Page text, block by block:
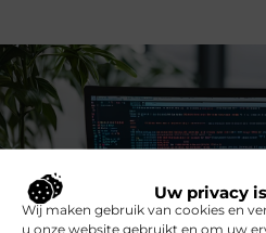
Uw privacy
Wij maken gebruik van cookies en
u onze website gebruikt en om uw